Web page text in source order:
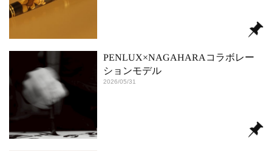
PENLUX×NAGAHARAコラボレー
ションモデル
2026/05/31